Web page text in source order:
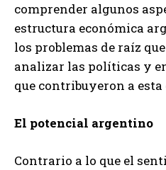
comprender algunos
estructura económica
los problemas de raíz
analizar las políticas y
que contribuyeron a
El potencial argentino
Contrario a lo que el